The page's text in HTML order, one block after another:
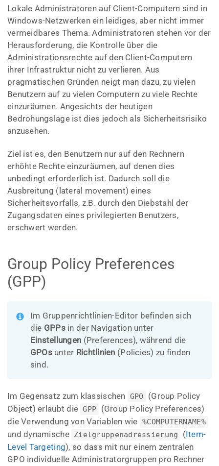
Lokale Administratoren auf Client-Computern sind in
Windows-Netzwerken ein leidiges, aber nicht immer
vermeidbares Thema. Administratoren stehen vor der
Herausforderung, die Kontrolle über die
Administrationsrechte auf den Client-Computern
ihrer Infrastruktur nicht zu verlieren. Aus
pragmatischen Gründen neigt man dazu, zu vielen
Benutzern auf zu vielen Computern zu viele Rechte
einzuräumen. Angesichts der heutigen
Bedrohungslage ist dies jedoch als Sicherheitsrisiko
anzusehen.
Ziel ist es, den Benutzern nur auf den Rechnern
erhöhte Rechte einzuräumen, auf denen dies
unbedingt erforderlich ist. Dadurch soll die
Ausbreitung (lateral movement) eines
Sicherheitsvorfalls, z.B. durch den Diebstahl der
Zugangsdaten eines privilegierten Benutzers,
erschwert werden.
Group Policy Preferences
(GPP)
Im Gruppenrichtlinien-Editor befinden sich
die GPPsin der Navigation unter
Einstellungen (Preferences), während die
GPOsunter Richtlinien (Policies) zu finden
sind.
Im Gegensatz zum klassischen GPO
(Group Policy
Object) erlaubt die GPP
(Group Policy Preferences)
die Verwendung von Variablen wie %COMPUTERNAME%
und dynamische Zielgruppenadressierung (Item-
Level Targeting), so dass mit nur einem zentralen
GPO individuelle Administratorgruppen pro Rechner